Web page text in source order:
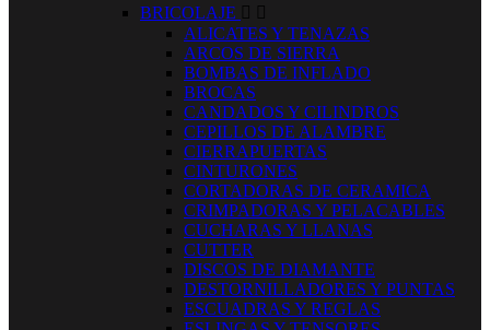
BRICOLAJE  
ALICATES Y TENAZAS
ARCOS DE SIERRA
BOMBAS DE INFLADO
BROCAS
CANDADOS Y CILINDROS
CEPILLOS DE ALAMBRE
CIERRAPUERTAS
CINTURONES
CORTADORAS DE CERAMICA
CRIMPADORAS Y PELACABLES
CUCHARAS Y LLANAS
CUTTER
DISCOS DE DIAMANTE
DESTORNILLADORES Y PUNTAS
ESCUADRAS Y REGLAS